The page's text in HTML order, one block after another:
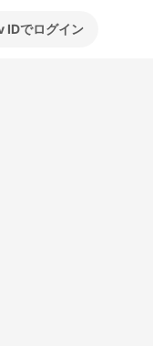
IDでログイン